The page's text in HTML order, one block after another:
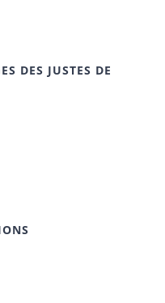
DES JUSTES DE